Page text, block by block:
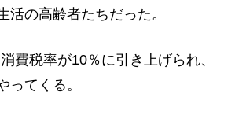
活の高齢者たちだった。
費税率が10％に引き上げられ、
ってくる。